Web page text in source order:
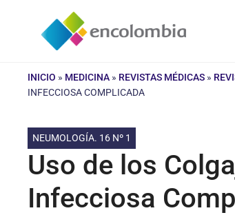
contenido
INICIO » MEDICINA » REVISTAS MÉDICAS »
INFECCIOSA COMPLICADA
NEUMOLOGÍA. 16 Nº 1
Uso de los
Infecciosa